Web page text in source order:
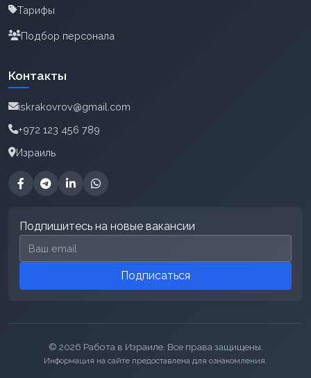
Тарифы
Подбор персонала
Контакты
iskrakovrov@gmail.com
+972 123 456 789
Израиль
Подпишитесь на новые вакансии
Email для подписки
Подписаться
© 2026 Работа в Израиле. Все права защищены.
Информация на сайте предоставлена для ознакомления.